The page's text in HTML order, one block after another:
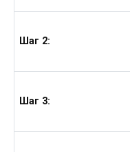
Шаг 2:
Шаг 3: